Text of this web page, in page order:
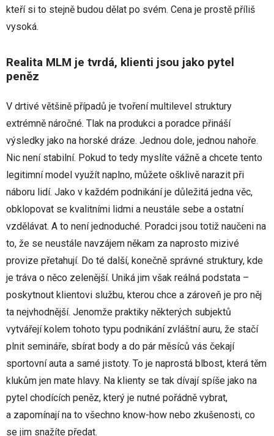
kteří si to stejně budou dělat po svém. Cena je prostě příliš
vysoká.
Realita MLM je tvrdá, klienti jsou jako pytel
peněz
V drtivé většině případů je tvoření multilevel struktury
extrémně náročné. Tlak na produkci a poradce přináší
výsledky jako na horské dráze. Jednou dole, jednou nahoře.
Nic není stabilní. Pokud to tedy myslíte vážně a chcete tento
legitimní model využít naplno, můžete ošklivě narazit při
náboru lidí. Jako v každém podnikání je důležitá jedna věc,
obklopovat se kvalitními lidmi a neustále sebe a ostatní
vzdělávat. A to není jednoduché. Poradci jsou totiž naučeni na
to, že se neustále navzájem někam za naprosto mizivé
provize přetahují. Do té další, konečně správné struktury, kde
je tráva o něco zelenější. Uniká jim však reálná podstata –
poskytnout klientovi službu, kterou chce a zároveň je pro něj
ta nejvhodnější. Jenomže praktiky některých subjektů
vytvářejí kolem tohoto typu podnikání zvláštní auru, že stačí
plnit semináře, sbírat body a do pár měsíců vás čekají
sportovní auta a samé jistoty. To je naprostá blbost, která těm
klukům jen mate hlavy. Na klienty se tak dívají spíše jako na
pytel chodících peněz, který je nutné pořádně vybrat,
a zapomínají na to všechno know-how nebo zkušenosti, co
se jim snažíte předat.